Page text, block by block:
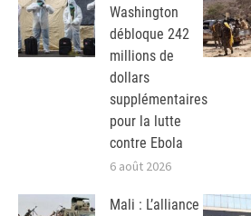
Washington
débloque 242
millions de
dollars
supplémentaires
pour la lutte
contre Ebola
6 août 2026
Mali : L’alliance